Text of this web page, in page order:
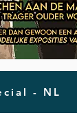
- NL